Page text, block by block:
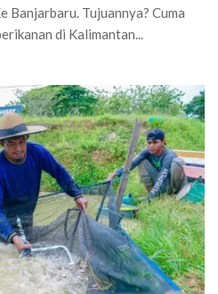
Banjarbaru. Tujuannya? Cuma
di Kalimantan...